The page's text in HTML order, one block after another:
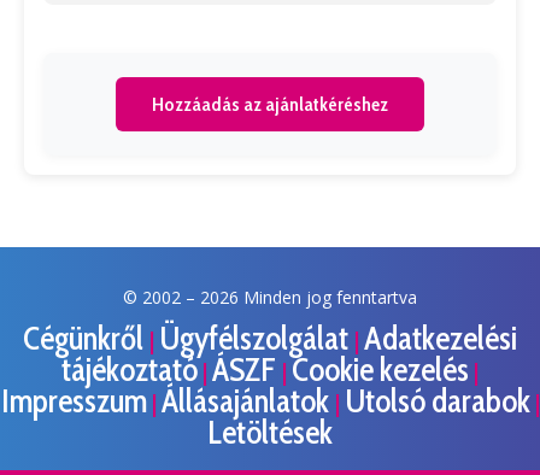
Hozzáadás az ajánlatkéréshez
© 2002 – 2026 Minden jog fenntartva
Cégünkről | Ügyfélszolgálat | Adatkezelési
tájékoztató | ÁSZF | Cookie kezelés |
Impresszum| Állásajánlatok | Utolsó darabok|
Letöltések